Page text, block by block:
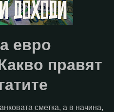
евро
правят
сметка, а в начина,